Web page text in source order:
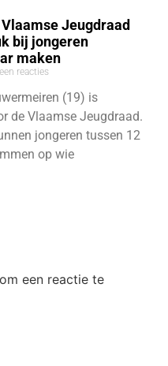
Jeugdraad
bij jongeren
maken
reacties
(19) is
de Vlaamse Jeugdraad.
jongeren tussen 12
op wie
om een reactie te